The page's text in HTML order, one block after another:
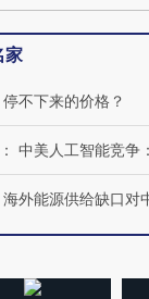
届链博
链”接产
【特别呈现
有意思的生
家
停不下来的价格？
： 中美人工智能竞争
海外能源供给缺口对